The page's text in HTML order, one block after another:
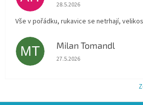
Hodnocení obchodu je 5 z 5
28.5.2026
Vše v pořádku, rukavice se netrhají,
MT Milan Tomandl
Hodnocení obchodu je 5 z 5
27.5.2026